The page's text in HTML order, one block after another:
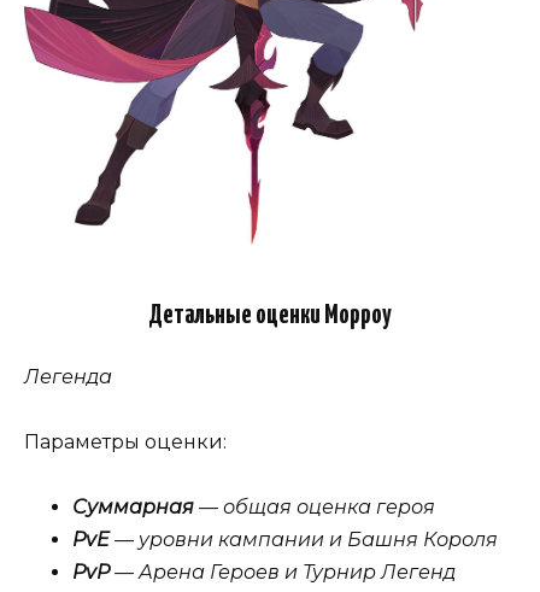
Детальные оценки Морроу
Легенда
Параметры оценки:
Суммарная — общая оценка героя
PvE— уровни кампании и Башня Короля
PvP— Арена Героев и Турнир Легенд